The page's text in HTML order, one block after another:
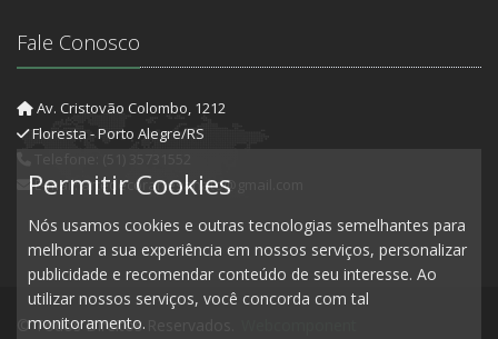
Fale Conosco
Av. Cristovão Colombo, 1212
Floresta - Porto Alegre/RS
E-mail: artedecorartesanato@gmail.com
© Todos Direitos Reservados.
Permitir Cookies
Nós usamos cookies e outras tecnologias semelhantes para
melhorar a sua experiência em nossos serviços, personalizar
publicidade e recomendar conteúdo de seu interesse. Ao
utilizar nossos serviços, você concorda com tal
monitoramento.